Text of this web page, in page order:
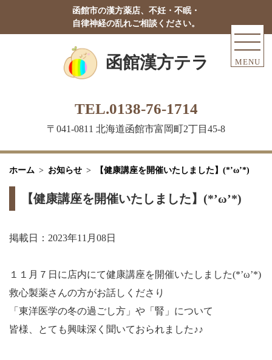
函館市の漢方薬店、不妊・不眠・
自律神経の乱れご相談ください。
函館漢方テラ
TEL.0138-76-1714
〒041-0811 北海道函館市富岡町2丁目45-8
MENU
ホーム お知らせ 【健康講座を開催いたしました】(*’ω’*)
【健康講座を開催いたしました】(*’ω’*)
掲載日：2023年11月08日
１１月７日に店内にて健康講座を開催いたしました(*’ω’*)
救心製薬さんの方がお話しくださり
「東洋医学の冬の過ごし方」や「腎」について
皆様、とても興味深く聞いておられました♪♪